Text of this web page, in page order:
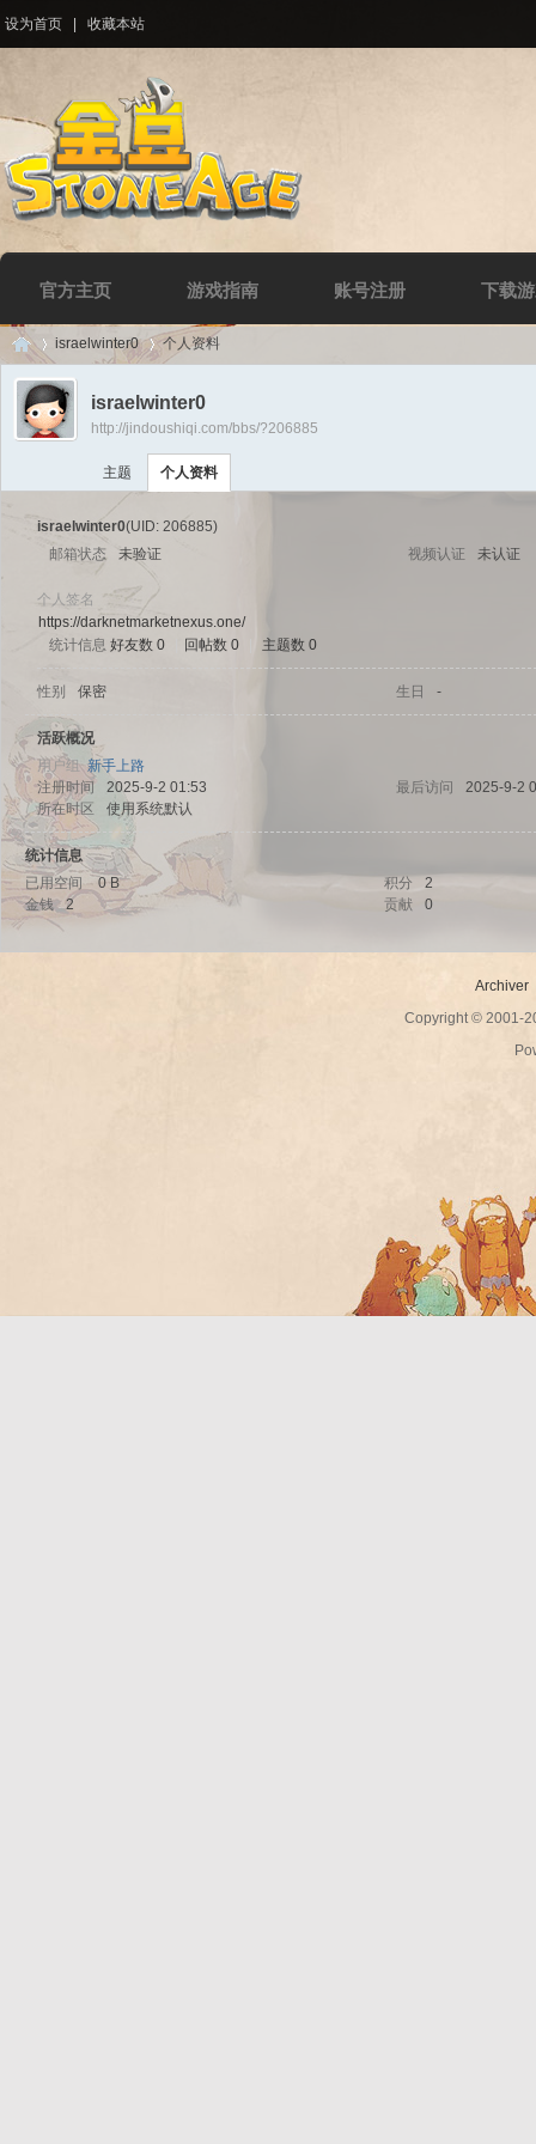
设为首页 收藏本站
官方主页 游戏指南 账号注册 下载
Di
uz!
›
israelwinter0 个人资料
israelwinter0
http://jindoushiqi.com/bbs/?206885
主题 个人资料
israelwinter0(UID: 206885)
邮箱状态
未验证 视频认证 未认证
个人签名
https://darknetmarketnexus.one/
统计信息 好友数 0 回帖数 0 主题数 0
性别 保密 生日 -
活跃概况
用户组 新手上路
注册时间
2025-9-2 01:53 最后访问
2025-9-2
所在时区
使用系统默认
统计信息
已用空间
0 B 积分
2
金钱
2 贡献 0
Archiver
Copyright © 2001-